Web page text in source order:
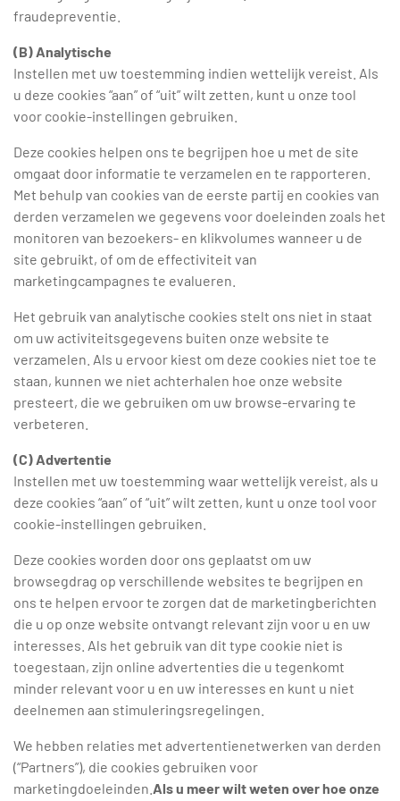
fraudepreventie.
(B) Analytische
Instellen met uw toestemming indien wettelijk vereist. Als
u deze cookies “aan” of “uit” wilt zetten, kunt u onze tool
voor cookie-instellingen gebruiken.
Deze cookies helpen ons te begrijpen hoe u met de site
omgaat door informatie te verzamelen en te rapporteren.
Met behulp van cookies van de eerste partij en cookies van
derden verzamelen we gegevens voor doeleinden zoals het
monitoren van bezoekers- en klikvolumes wanneer u de
site gebruikt, of om de effectiviteit van
marketingcampagnes te evalueren.
Het gebruik van analytische cookies stelt ons niet in staat
om uw activiteitsgegevens buiten onze website te
verzamelen. Als u ervoor kiest om deze cookies niet toe te
staan, kunnen we niet achterhalen hoe onze website
presteert, die we gebruiken om uw browse-ervaring te
verbeteren.
(C) Advertentie
Instellen met uw toestemming waar wettelijk vereist, als u
deze cookies “aan” of “uit” wilt zetten, kunt u onze tool voor
cookie-instellingen gebruiken.
Deze cookies worden door ons geplaatst om uw
browsegdrag op verschillende websites te begrijpen en
ons te helpen ervoor te zorgen dat de marketingberichten
die u op onze website ontvangt relevant zijn voor u en uw
interesses. Als het gebruik van dit type cookie niet is
toegestaan, zijn online advertenties die u tegenkomt
minder relevant voor u en uw interesses en kunt u niet
deelnemen aan stimuleringsregelingen.
We hebben relaties met advertentienetwerken van derden
(“Partners”), die cookies gebruiken voor
marketingdoeleinden. Als u meer wilt weten over hoe onze